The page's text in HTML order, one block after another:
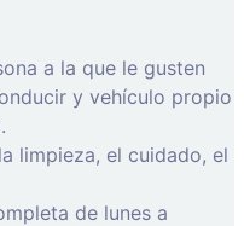
a la que le gusten
y vehículo propio
limpieza, el cuidado, el
de lunes a